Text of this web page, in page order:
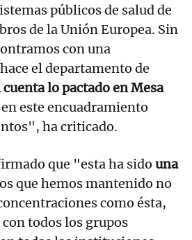
públicos de salud de
de la Unión Europea. Sin
con una
el departamento de
lo pactado en Mesa
este encuadramiento
ha criticado.
que "esta ha sido una
que hemos mantenido no
como ésta,
todos los grupos